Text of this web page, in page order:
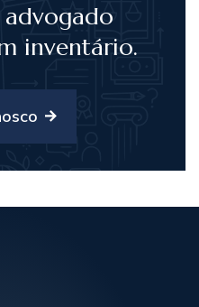
inventário.